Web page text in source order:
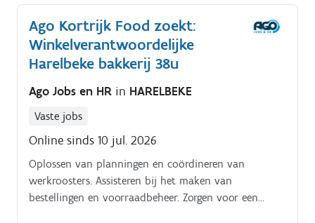
Ago Kortrijk Food zoekt:
Winkelverantwoordelijke
Harelbeke bakkerij 38u
Ago Jobs en HR in HARELBEKE
Vaste jobs
Online sinds 10 jul. 2026
Oplossen van planningen en coördineren van
werkroosters. Assisteren bij het maken van
bestellingen en voorraadbeheer. Zorgen voor een